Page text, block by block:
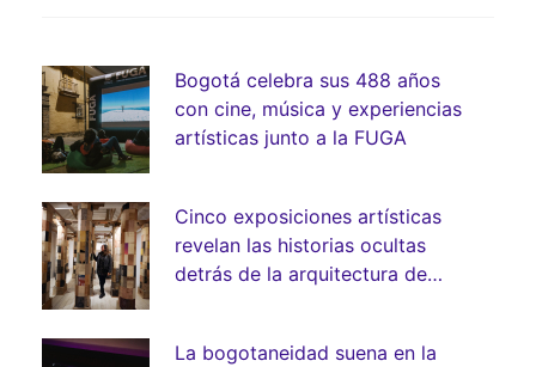
Bogotá celebra sus 488 años
con cine, música y experiencias
artísticas junto a la FUGA
Cinco exposiciones artísticas
revelan las historias ocultas
detrás de la arquitectura de
La bogotaneidad suena en la